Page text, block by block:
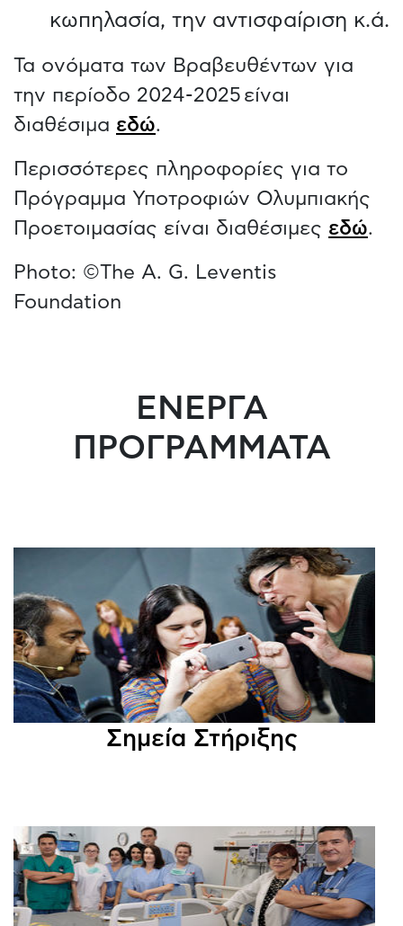
κωπηλασία, την αντισφαίριση κ.ά.
Τα ονόματα των Βραβευθέντων για
την περίοδο 2024-2025 είναι
διαθέσιμα εδώ.
Περισσότερες πληροφορίες για το
Πρόγραμμα Υποτροφιών Ολυμπιακής
Προετοιμασίας είναι διαθέσιμες εδώ.
Photo: ©The A. G. Leventis
Foundation
ΕΝΕΡΓΑ
ΠΡΟΓΡΑΜΜΑΤΑ
Σημεία Στήριξης